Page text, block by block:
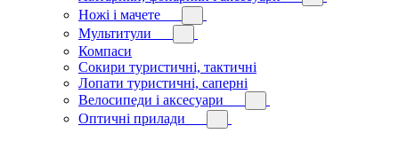
Ножі і мачете
Мультитули
Компаси
Сокири туристичні, тактичні
Лопати туристичні, саперні
Велосипеди і аксесуари
Оптичні прилади